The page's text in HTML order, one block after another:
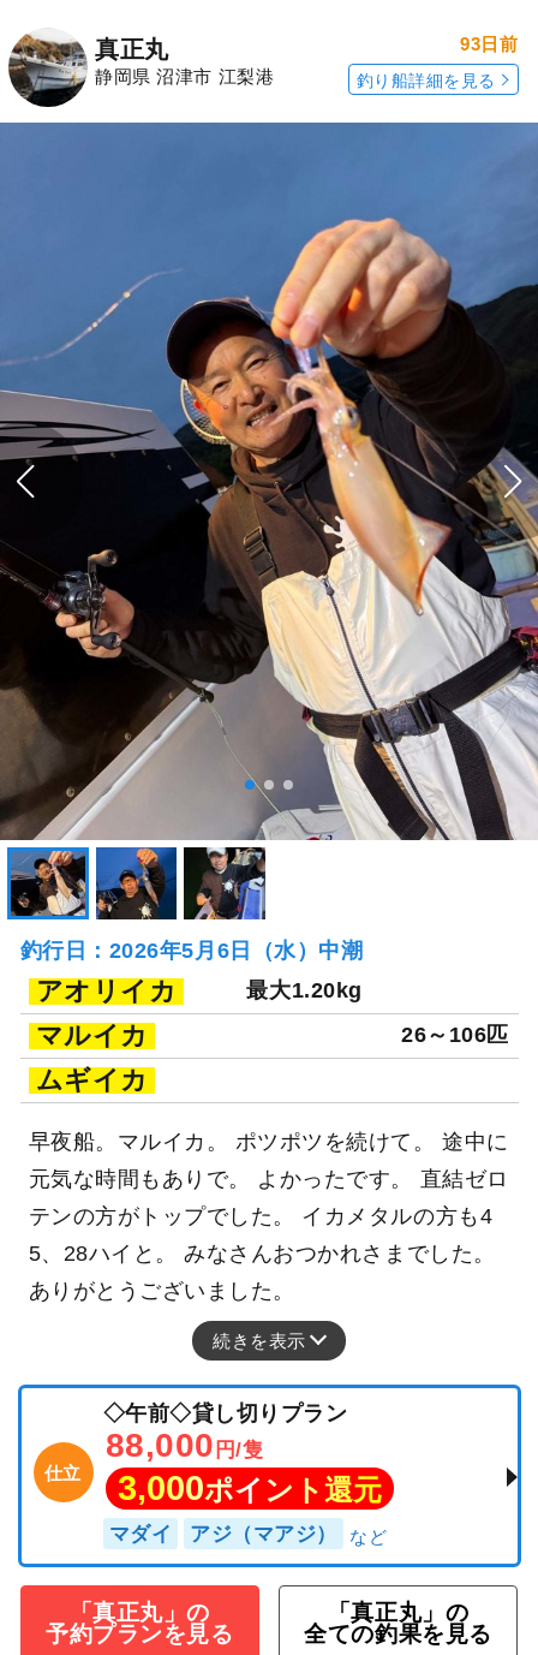
真正丸
静岡県 沼津市 江梨港
93日前
釣り船詳細を見る
釣行日：2026年5月6日（水）中潮
アオリイカ 最大1.20kg
マルイカ 26～106匹
ムギイカ
早夜船。マルイカ。 ポツポツを続けて。 途中に
元気な時間もありで。 よかったです。 直結ゼロ
テンの方がトップでした。 イカメタルの方も4
5、28ハイと。 みなさんおつかれさまでした。
ありがとうございました。
続きを表示
仕立
◇午前◇貸し切りプラン
88,000 円/隻
3,000ポイント還元
マダイ アジ（マアジ）
「真正丸」の
予約プランを見る
「真正丸」の
全ての釣果を見る